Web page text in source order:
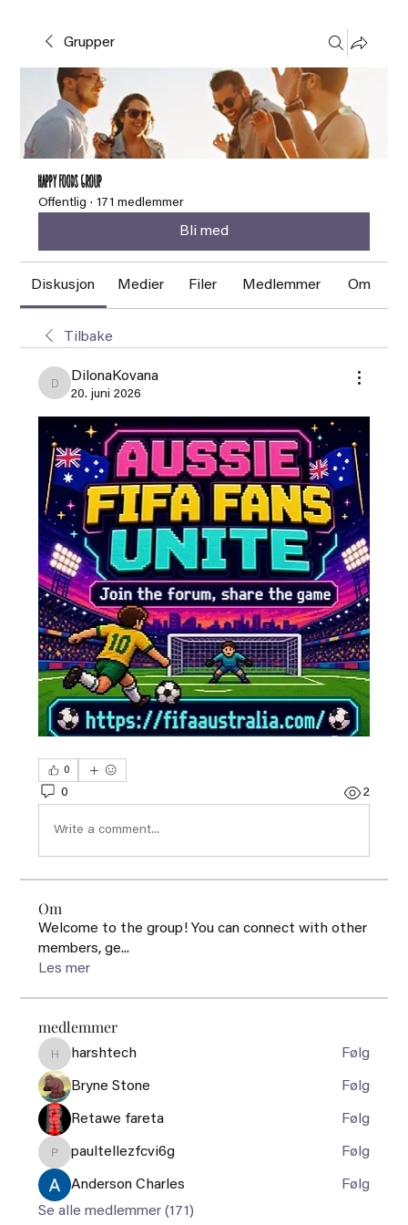
Grupper
HAPPY FOODS Group
Offentlig · 171 medlemmer
Bli med
Diskusjon Medier Filer Medlemmer Om
Tilbake
DilonaKovana
DilonaKovana
20. juni 2026
0
0 2
Write a comment...
Om
Welcome to the group! You can connect with other
members, ge...
Les mer
medlemmer
harshtech
harshtech Følg
Bryne Stone Følg
Retawe fareta Følg
paultellezfcvi6g
paultellezfcvi6g Følg
Anderson Charles
Følg
Se alle medlemmer (171)